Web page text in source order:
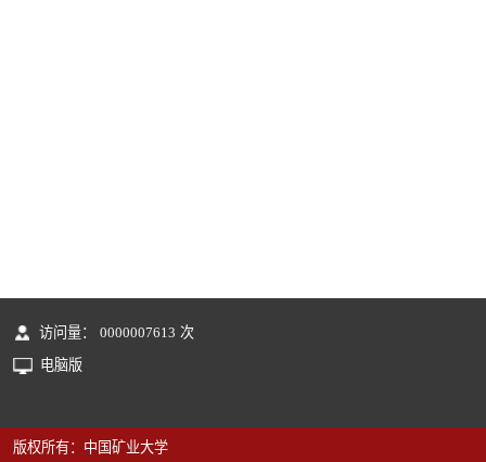
访问量： 0000007613 次
电脑版
版权所有：中国矿业大学